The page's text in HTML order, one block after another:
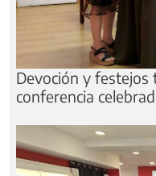
Devoción y festejos
conferencia